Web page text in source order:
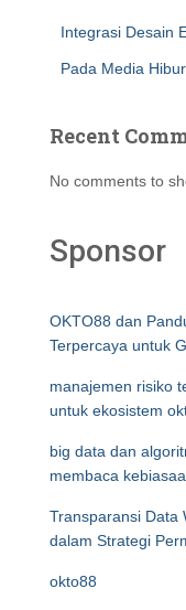
Integrasi Desain
Pada Media
Recent
No comments to
Sponsor
OKTO88 dan
Terpercaya untuk
manajemen risiko
untuk ekosistem
big data dan
membaca
Transparansi Data
dalam Strategi
okto88